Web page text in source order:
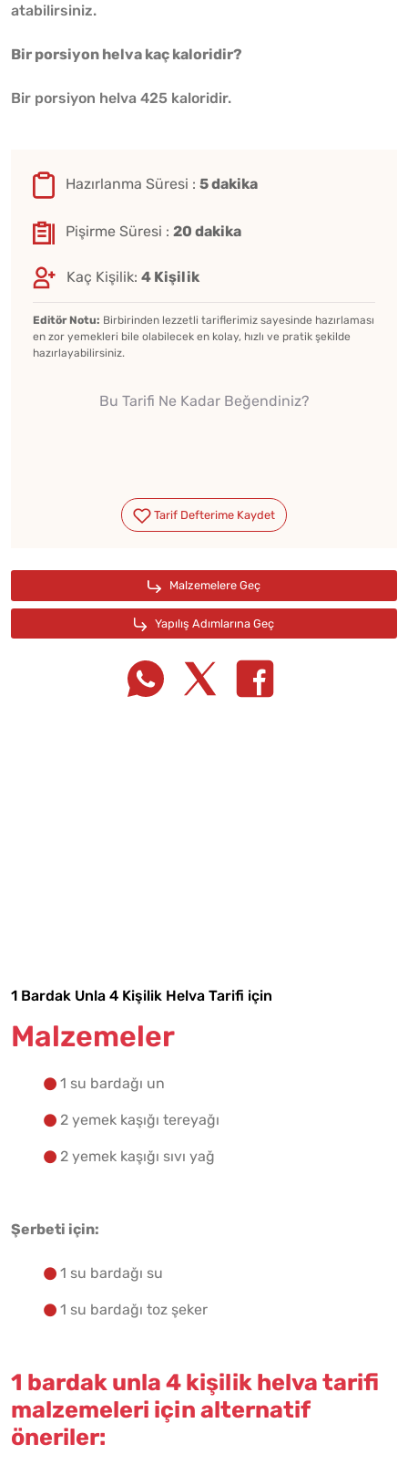
atabilirsiniz.
Bir porsiyon helva kaç kaloridir?
Bir porsiyon helva 425 kaloridir.
Hazırlanma Süresi : 5 dakika
Pişirme Süresi : 20 dakika
Kaç Kişilik: 4 Kişilik
Editör Notu: Birbirinden lezzetli tariflerimiz sayesinde hazırlaması
en zor yemekleri bile olabilecek en kolay, hızlı ve pratik şekilde
hazırlayabilirsiniz.
Bu Tarifi Ne Kadar Beğendiniz?
Tarif Defterime Kaydet
Yapılış Adımlarına Geç
1 Bardak Unla 4 Kişilik Helva Tarifi için
Malzemeler
1 su bardağı un
2 yemek kaşığı tereyağı
2 yemek kaşığı sıvı yağ
Şerbeti için:
1 su bardağı su
1 su bardağı toz şeker
1 bardak unla 4 kişilik helva tarifi
malzemeleri için alternatif
öneriler: